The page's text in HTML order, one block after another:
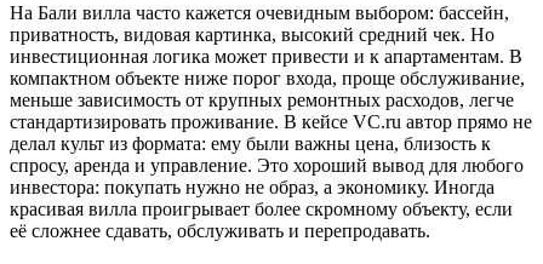
На Бали вилла часто кажется очевидным выбором: бассейн,
приватность, видовая картинка, высокий средний чек. Но
инвестиционная логика может привести и к апартаментам. В
компактном объекте ниже порог входа, проще обслуживание,
меньше зависимость от крупных ремонтных расходов, легче
стандартизировать проживание. В кейсе VC.ru автор прямо не
делал культ из формата: ему были важны цена, близость к
спросу, аренда и управление. Это хороший вывод для любого
инвестора: покупать нужно не образ, а экономику. Иногда
красивая вилла проигрывает более скромному объекту, если
её сложнее сдавать, обслуживать и перепродавать.